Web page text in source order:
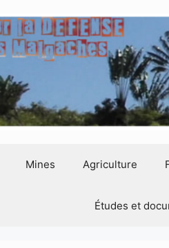
Mines Agriculture
Études et